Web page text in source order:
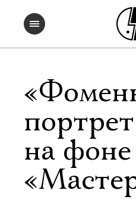
портрет
на фоне